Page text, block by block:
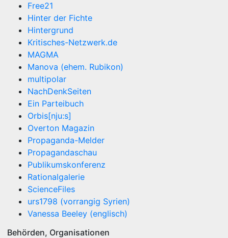
Free21
Hinter der Fichte
Hintergrund
Kritisches-Netzwerk.de
MAGMA
Manova (ehem. Rubikon)
multipolar
NachDenkSeiten
Ein Parteibuch
Orbis[nju:s]
Overton Magazin
Propaganda-Melder
Propagandaschau
Publikumskonferenz
Rationalgalerie
ScienceFiles
urs1798 (vorrangig Syrien)
Vanessa Beeley (englisch)
Behörden, Organisationen